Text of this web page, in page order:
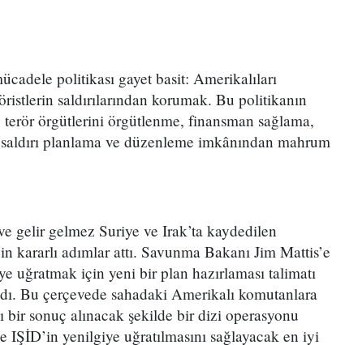
politikası gayet basit: Amerikalıları
saldırılarından korumak. Bu politikanın
örgütlerini örgütlenme, finansman sağlama,
planlama ve düzenleme imkânından mahrum
gelir gelmez Suriye ve Irak’ta kaydedilen
kararlı adımlar attı. Savunma Bakanı Jim Mattis’e
uğratmak için yeni bir plan hazırlaması talimatı
Bu çerçevede sahadaki Amerikalı komutanlara
bir sonuç alınacak şekilde bir dizi operasyonu
yenilgiye uğratılmasını sağlayacak en iyi